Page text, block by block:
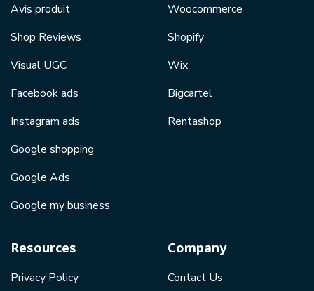
Avis produit
Shop Reviews
Visual UGC
Facebook ads
Instagram ads
Google shopping
Google Ads
Google my business
Woocommerce
Shopify
Wix
Bigcartel
Rentashop
Resources
Privacy Policy
Company
Contact Us